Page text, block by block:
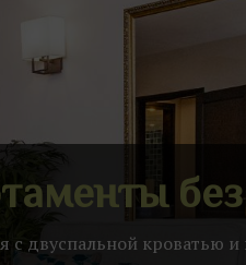
двуспальной кроватью и